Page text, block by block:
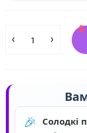
🎉 Солодкі